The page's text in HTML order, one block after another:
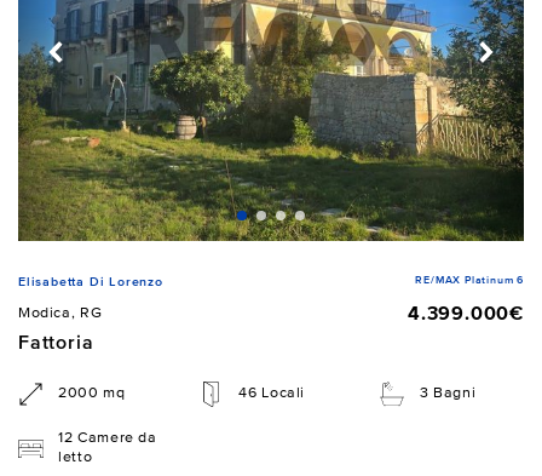
Elisabetta Di Lorenzo RE/MAX Platinum 6
Modica, RG
4.399.000€
Fattoria
2000 mq 46 Locali 3 Bagni
12 Camere da
letto